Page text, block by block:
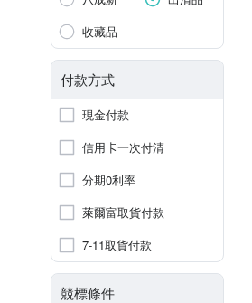
收藏品
付款方式
現金付款
信用卡一次付清
分期0利率
萊爾富取貨付款
7-11取貨付款
競標條件